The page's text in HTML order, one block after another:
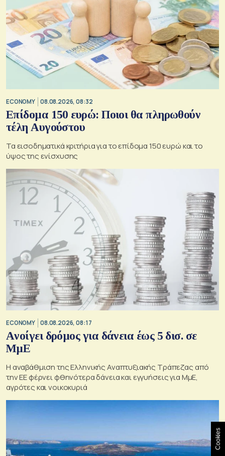
ECONOMY 08.08.2026, 08:32
Επίδομα 150 ευρώ: Ποιοι θα πληρωθούν
τέλη Αυγούστου
Τα εισοδηματικά κριτήρια για το επίδομα 150 ευρώ και το
ύψος της ενίσχυσης
ECONOMY 08.08.2026, 08:17
Aνοίγει δρόμος για δάνεια έως 5 δισ. σε
ΜμΕ
Η αναβάθμιση της Ελληνικής Αναπτυξιακής Τράπεζας από
την ΕΕ φέρνει φθηνότερα δάνεια και εγγυήσεις για ΜμΕ,
αγρότες και νοικοκυριά
Cookies